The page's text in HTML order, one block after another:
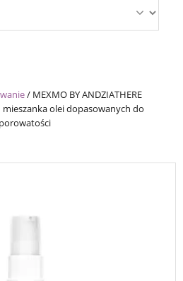
/ MEXMO BY ANDZIATHERE
mieszanka olei dopasowanych do
porowatości